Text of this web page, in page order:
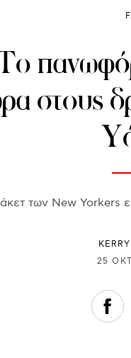
στους
των New Yorkers
25